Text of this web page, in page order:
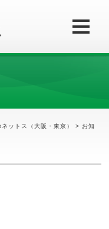
ットス（大阪・東京） > お知